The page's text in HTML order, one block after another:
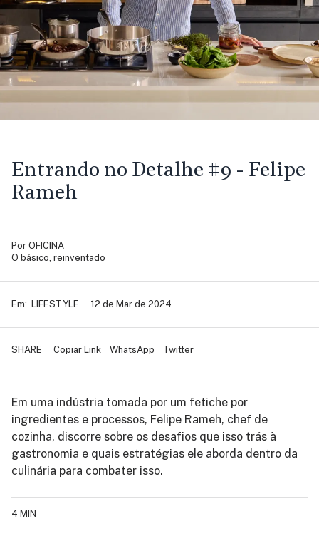
Entrando no Detalhe #9 - Felipe
Rameh
Por OFICINA
O básico, reinventado
Em: LIFESTYLE 12 de Mar de 2024
Copiar Link WhatsApp Twitter
SHARE
Em uma indústria tomada por um fetiche por
ingredientes e processos, Felipe Rameh, chef de
cozinha, discorre sobre os desafios que isso trás à
gastronomia e quais estratégias ele aborda dentro da
culinária para combater isso.
4 MIN